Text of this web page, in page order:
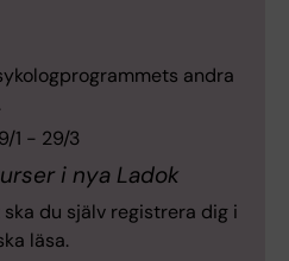
andra
1 - 29/3
i nya Ladok
du själv registrera dig i
läsa.